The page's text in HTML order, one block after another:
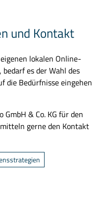
und Kontakt
lokalen Online-
es der Wahl des
die Bedürfnisse eingehen
& Co. KG für den
gerne den Kontakt